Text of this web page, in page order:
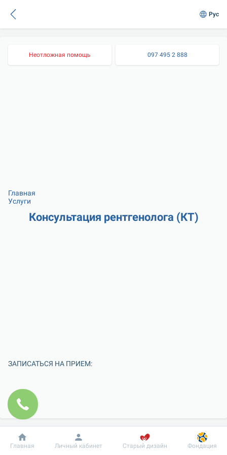
Рус
Неотложная помощь 097 495 2 888
Главная
Услуги
Консультация рентгенолога (КТ)
ЗАПИСАТЬСЯ НА ПРИЕМ:
Добробут Информация Пациенту
Главная Личный кабинет Старый дизайн Фондация